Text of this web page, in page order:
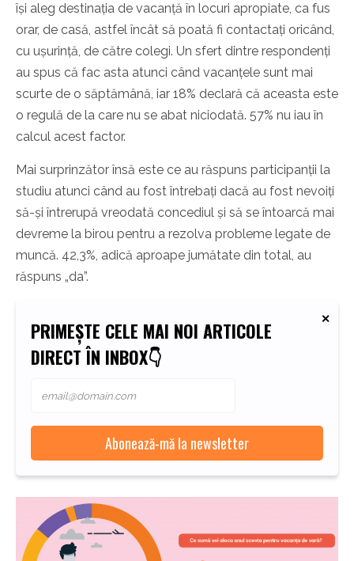
își aleg destinația de vacanță în locuri apropiate, ca fus
orar, de casă, astfel încât să poată fi contactați oricând,
cu ușurință, de către colegi. Un sfert dintre respondenți
au spus că fac asta atunci când vacanțele sunt mai
scurte de o săptămână, iar 18% declară că aceasta este
o regulă de la care nu se abat niciodată. 57% nu iau în
calcul acest factor.
Mai surprinzător însă este ce au răspuns participanții la
studiu atunci când au fost întrebați dacă au fost nevoiți
să-și întrerupă vreodată concediul și să se întoarcă mai
devreme la birou pentru a rezolva probleme legate de
muncă. 42,3%, adică aproape jumătate din total, au
răspuns „da”.
PRIMEȘTE CELE MAI NOI ARTICOLE
DIRECT ÎN INBOX👇